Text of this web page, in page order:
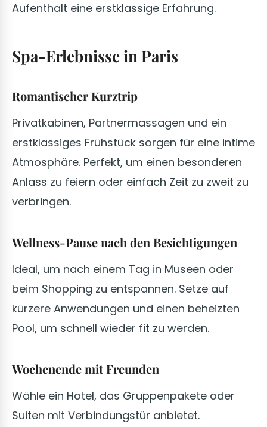
Aufenthalt eine erstklassige Erfahrung.
Spa-Erlebnisse in Paris
Romantischer Kurztrip
Privatkabinen, Partnermassagen und ein
erstklassiges Frühstück sorgen für eine intime
Atmosphäre. Perfekt, um einen besonderen
Anlass zu feiern oder einfach Zeit zu zweit zu
verbringen.
Wellness-Pause nach den Besichtigungen
Ideal, um nach einem Tag in Museen oder
beim Shopping zu entspannen. Setze auf
kürzere Anwendungen und einen beheizten
Pool, um schnell wieder fit zu werden.
Wochenende mit Freunden
Wähle ein Hotel, das Gruppenpakete oder
Suiten mit Verbindungstür anbietet.